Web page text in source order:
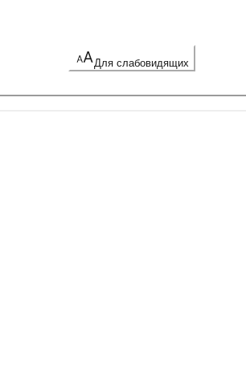
Для слабовидящих